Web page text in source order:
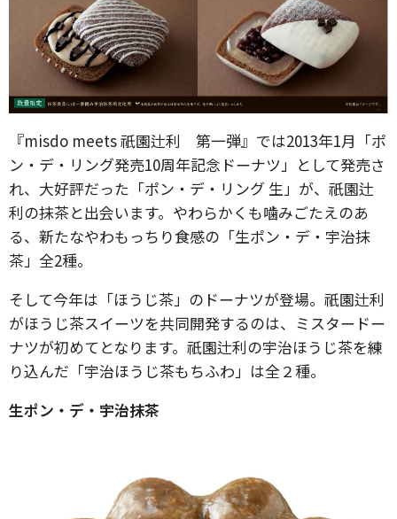
『misdo meets 祇園辻利 第一弾』では2013年1月「ポ
ン・デ・リング発売10周年記念ドーナツ」として発売さ
れ、大好評だった「ポン・デ・リング 生」が、祇園辻
利の抹茶と出会います。やわらかくも噛みごたえのあ
る、新たなやわもっちり食感の「生ポン・デ・宇治抹
茶」全2種。
そして今年は「ほうじ茶」のドーナツが登場。祇園辻利
がほうじ茶スイーツを共同開発するのは、ミスタードー
ナツが初めてとなります。祇園辻利の宇治ほうじ茶を練
り込んだ「宇治ほうじ茶もちふわ」は全２種。
生ポン・デ・宇治抹茶